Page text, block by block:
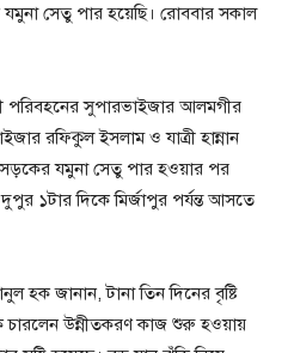
যমুনা সেতু পার হয়েছি। রোববার সকাল
পরিবহনের সুপারভাইজার আলমগীর
রফিকুল ইসলাম ও যাত্রী হান্নান
যমুনা সেতু পার হওয়ার পর
১টার দিকে মির্জাপুর পর্যন্ত আসতে
হক জানান, টানা তিন দিনের বৃষ্টি
উন্নীতকরণ কাজ শুরু হওয়ায়